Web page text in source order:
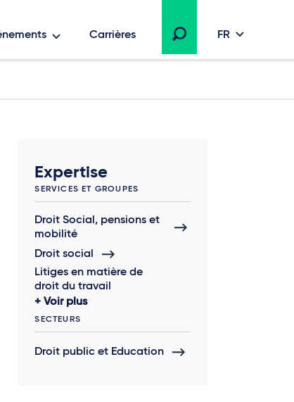
Carrières FR
Expertise
SERVICES ET GROUPES
Droit Social, pensions et
mobilité
Droit social
Litiges en matière de
droit du travail
Voir plus
SECTEURS
Droit public et Education